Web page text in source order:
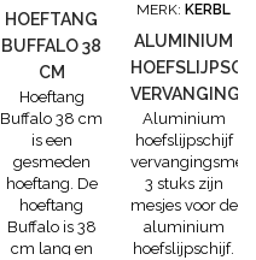
houtvezels
biologisch
afbreekbaar
materiaal...
HOEFTANG
BUFFALO 38
CM
Hoeftang
Buffalo 38 cm
is een
gesmeden
hoeftang. De
hoeftang
Buffalo is 38
cm lang en
MERK: KERBL
ALUMINIUM
3 STUKS
Aluminium
hoefslijpschijf
3 stuks zijn
mesjes voor de
aluminium
hoefslijpschijf.